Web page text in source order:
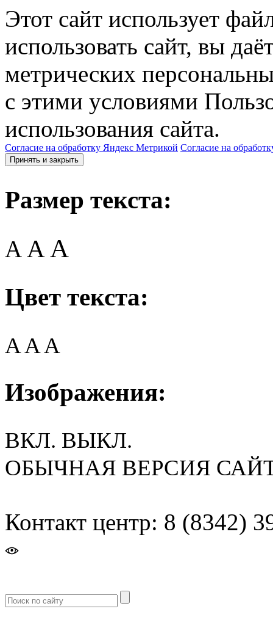
Этот сайт использует
использовать сайт, вы
метрических
с этими условиями
использования сайта.
Согласие на обработку Яндекс Метрикой Согласие на
Принять и закрыть
Размер текста:
A AA
Цвет текста:
AAA
Изображения:
ВКЛ. ВЫКЛ.
ОБЫЧНАЯ ВЕРСИЯ
Контакт центр: 8 (8342)